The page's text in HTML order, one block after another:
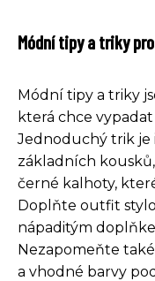
Módní tipy a triky
Módní tipy a triky
která chce
Jednoduchý trik je
základních
černé kalhoty,
Doplňte outfit
nápaditým
Nezapomeňte
a vhodné barvy